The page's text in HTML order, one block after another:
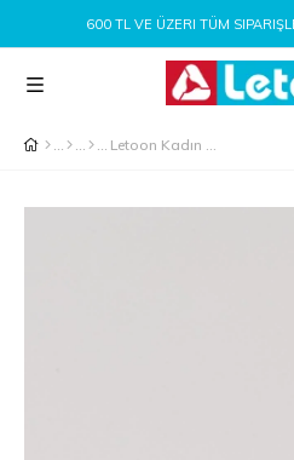
600 TL VE ÜZERI TÜM SIPARIŞLERDE
Letoon Kadın Babet Ayakkabı KREM